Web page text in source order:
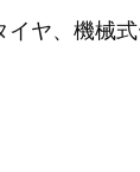
イヤ、機械